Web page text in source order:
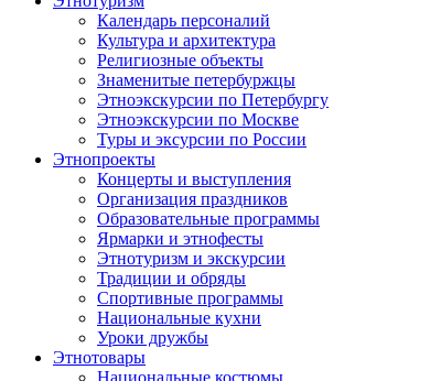
Календарь персоналий
Культура и архитектура
Религиозные объекты
Знаменитые петербуржцы
Этноэкскурсии по Петербургу
Этноэкскурсии по Москве
Туры и эксурсии по России
Этнопроекты
Концерты и выступления
Организация праздников
Образовательные программы
Ярмарки и этнофесты
Этнотуризм и экскурсии
Традиции и обряды
Спортивные программы
Национальные кухни
Уроки дружбы
Этнотовары
Национальные костюмы